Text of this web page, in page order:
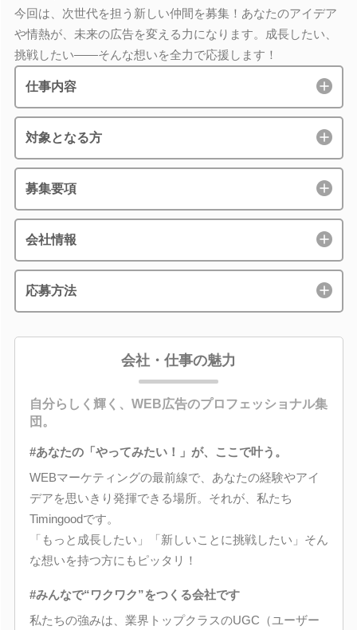
今回は、次世代を担う新しい仲間を募集！あなたのアイデア
や情熱が、未来の広告を変える力になります。成長したい、
挑戦したい――そんな想いを全力で応援します！
仕事内容
対象となる方
募集要項
会社情報
応募方法
会社・仕事の魅力
自分らしく輝く、WEB広告のプロフェッショナル集
団。
#あなたの「やってみたい！」が、ここで叶う。
WEBマーケティングの最前線で、あなたの経験やアイ
デアを思いきり発揮できる場所。それが、私たち
Timingoodです。
「もっと成長したい」「新しいことに挑戦したい」そん
な想いを持つ方にもピッタリ！
#みんなで“ワクワク”をつくる会社です
私たちの強みは、業界トップクラスのUGC（ユーザー